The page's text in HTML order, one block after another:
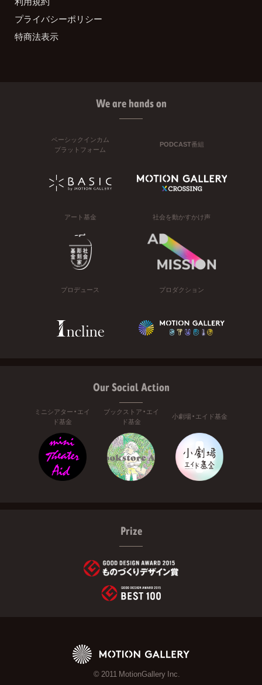
プライバシーポリシー
特商法表示
We are hands on
ベーシックインカム
プラットフォーム
PODCAST番組
アート基金 社会を動かすかけ声
プロデュース プロダクション
Our Social Action
ミニシアター・エイ
ド基金
ブックストア・エイ
ド基金
小劇場・エイド基金
Prize
© 2011 MotionGallery Inc.